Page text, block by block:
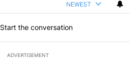
NEWEST
Start the conversation
ADVERTISEMENT